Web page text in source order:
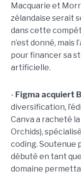
Macquarie et
zélandaise serait
dans cette
n’est donné, mais
pour financer sa
artificielle.
- Figma acquiert
diversification,
Canva a racheté
Orchids),
coding. Soutenue
débuté en tant
domaine